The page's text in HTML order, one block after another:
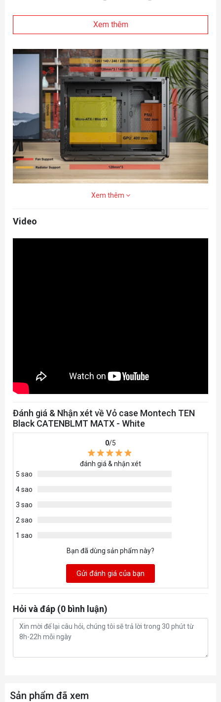
Xem thêm
Xem thêm
Video
Đánh giá & Nhận xét về Vỏ case Montech TEN
Black CATENBLMT MATX - White
0/5
đánh giá & nhận xét
5 sao
4 sao
3 sao
2 sao
1 sao
Bạn đã dùng sản phẩm này?
Gửi đánh giá của bạn
Hỏi và đáp (0 bình luận)
Sản phẩm đã xem